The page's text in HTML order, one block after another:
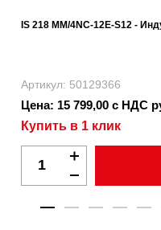
IS 218 MM/4NC-12E-S12 -
Артикул: 50129366
Цена: 15 799,00 с НДС
Купить в 1 клик